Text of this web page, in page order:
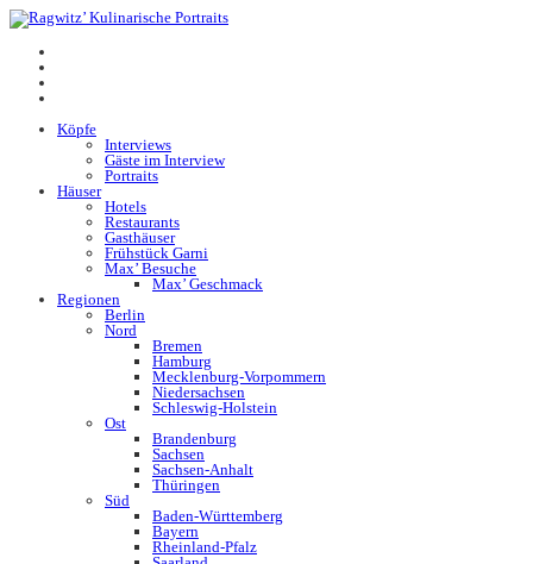
Köpfe
Interviews
Gäste im Interview
Portraits
Häuser
Hotels
Restaurants
Gasthäuser
Frühstück Garni
Max’ Besuche
Max’ Geschmack
Regionen
Berlin
Nord
Bremen
Hamburg
Mecklenburg-Vorpommern
Niedersachsen
Schleswig-Holstein
Ost
Brandenburg
Sachsen
Sachsen-Anhalt
Thüringen
Süd
Baden-Württemberg
Bayern
Rheinland-Pfalz